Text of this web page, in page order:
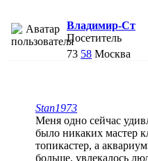
Владимир-Ст
Посетитель
73 58 Москва
Stan1973
Меня одно сейчас
было никаких мастер
топикастер, а
больше, увлекалось